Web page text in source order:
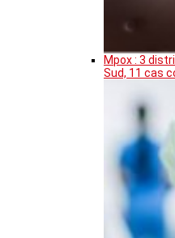
Mpox : 3
Sud, 11 cas